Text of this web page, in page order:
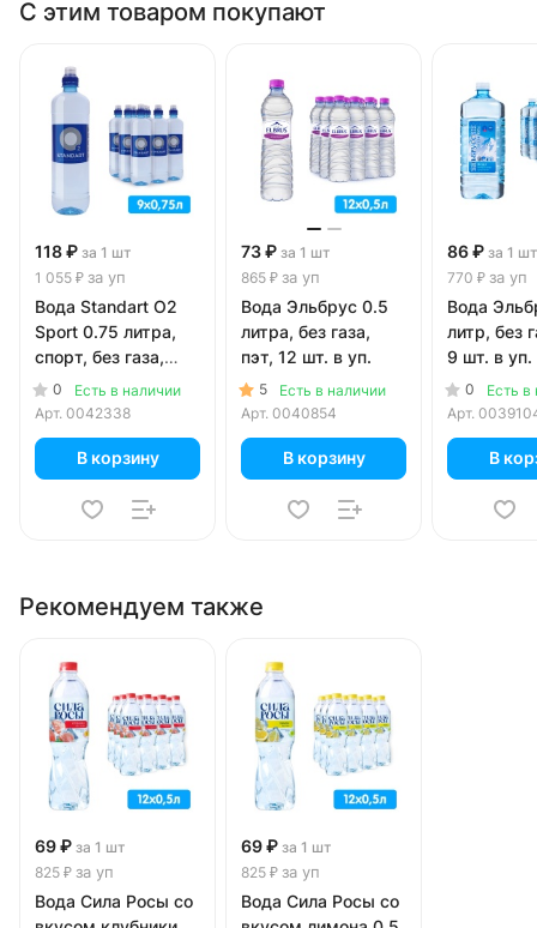
С этим товаром покупают
118 ₽ за 1 шт
1 055 ₽ за уп
Вода Standart О2
Sport 0.75 литра,
спорт, без газа,
пэт, 9 шт. в уп.
0
Есть в наличии
Арт. 0042338
В корзину
73 ₽ за 1 шт
865 ₽ за уп
Вода Эльбрус 0.5
литра, без газа,
пэт, 12 шт. в уп.
5
Есть в наличии
Арт. 0040854
В корзину
86 ₽ за 1 шт
770 ₽ за уп
Вода
литр, без
9 шт. в уп.
0
Есть в
Арт.
В
Рекомендуем также
69 ₽ за 1 шт
825 ₽ за уп
Вода Сила Росы со
69 ₽ за 1 шт
825 ₽ за уп
Вода Сила Росы со